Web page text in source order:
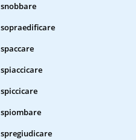
snobbare
sopraedificare
spaccare
spiaccicare
spiccicare
spiombare
spregiudicare